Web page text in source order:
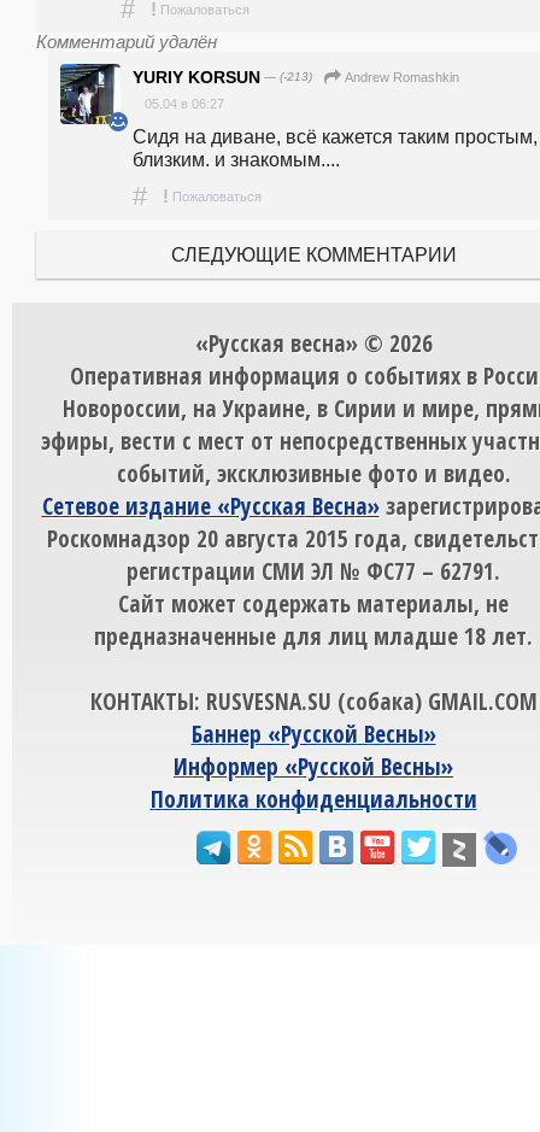
# ! Пожаловаться
Комментарий удалён
YURIY KORSUN — (-213)
Andrew Romashkin
05.04 в 06:27
Сидя на диване, всё кажется таким простым,
близким. и знакомым....
# ! Пожаловаться
СЛЕДУЮЩИЕ КОММЕНТАРИИ
«Русская весна» © 2026
Оперативная информация о событиях в
Новороссии, на Украине, в Сирии и мире,
эфиры, вести с мест от непосредственных
событий, эксклюзивные фото и видео.
Сетевое издание «Русская Весна»
Роскомнадзор 20 августа 2015 года,
регистрации СМИ ЭЛ № ФС77 – 62791.
Сайт может содержать материалы, не
предназначенные для лиц младше 18 лет.
КОНТАКТЫ: RUSVESNA.SU (собака) GMAIL.COM
Баннер «Русской Весны»
Информер «Русской Весны»
Политика конфиденциальности